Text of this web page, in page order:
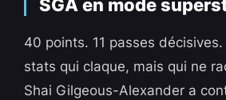
SGA en mode
40 points. 11 passes
stats qui claque, mais qui ne
Shai Gilgeous-Alexander a